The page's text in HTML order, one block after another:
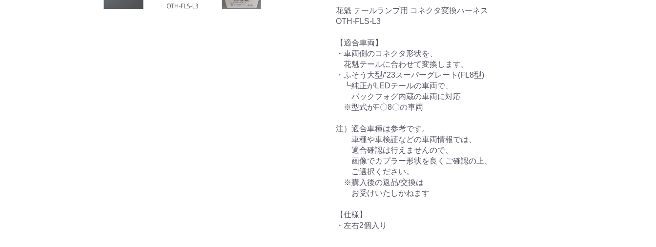
花魁 テールランプ用 コネクタ変換ハーネス
OTH-FLS-L3
【適合車両】
・車両側のコネクタ形状を、
花魁テールに合わせて変換します。
・ふそう大型/’23スーパーグレート(FL8型)
┗純正がLEDテールの車両で、
バックフォグ内蔵の車両に対応
※型式がF〇8〇の車両
注）適合車種は参考です。
車種や車検証などの車両情報では、
適合確認は行えませんので、
画像でカプラー形状を良くご確認の上、
ご選択ください。
※購入後の返品/交換は
お受けいたしかねます
【仕様】
・左右2個入り